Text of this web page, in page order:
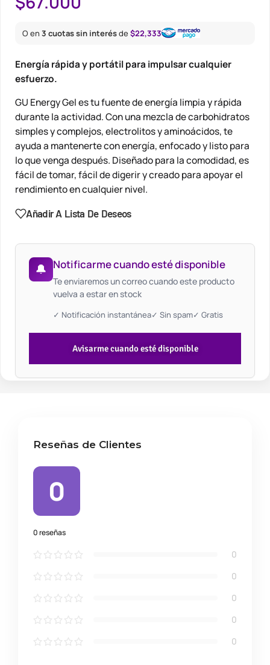
O en 3 cuotas sin interésde $22,333
Energía rápida y portátil para impulsar cualquier
esfuerzo.
GU Energy Gel es tu fuente de energía limpia y rápida
durante la actividad. Con una mezcla de carbohidratos
simples y complejos, electrolitos y aminoácidos, te
ayuda a mantenerte con energía, enfocado y listo para
lo que venga después. Diseñado para la comodidad, es
fácil de tomar, fácil de digerir y creado para apoyar el
rendimiento en cualquier nivel.
Añadir A Lista De Deseos
🔔 Notificarme cuando esté disponible
Te enviaremos un correo cuando este producto
vuelva a estar en stock
✓ Notificación instantánea✓ Sin spam✓ Gratis
Avisarme cuando esté disponible
Reseñas de Clientes
0
0 reseñas
0
0
0
0
0